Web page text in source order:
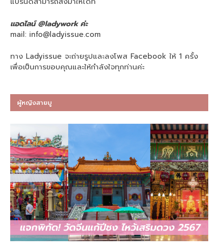
แอดไลน์ @ladywork ค่ะ
mail: info@ladyissue.com
ทาง Ladyissue จะถ่ายรูปและลงโพส Facebook ให้ 1 ครั้ง
เพื่อเป็นการขอบคุณและให้กำลังใจทุกท่านค่ะ
ผู้หญิงสายมู